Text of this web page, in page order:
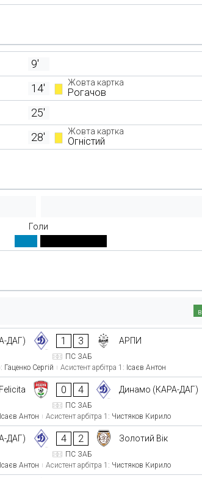
9'
14'
Жовта картка
Рогачов
25'
28'
Жовта картка
Огністий
Голи
в
ДАГ) 1 3 АРПИ
ПС ЗАБ
Гаценко Сергій Асистент арбітра 1: Ісаєв Антон
Felicita 0 4 Динамо (КАРА-ДАГ)
ПС ЗАБ
Ісаєв Антон Асистент арбітра 1: Чистяков Кирило
ДАГ) 4 2 Золотий Вік
ПС ЗАБ
Ісаєв Антон Асистент арбітра 1: Чистяков Кирило